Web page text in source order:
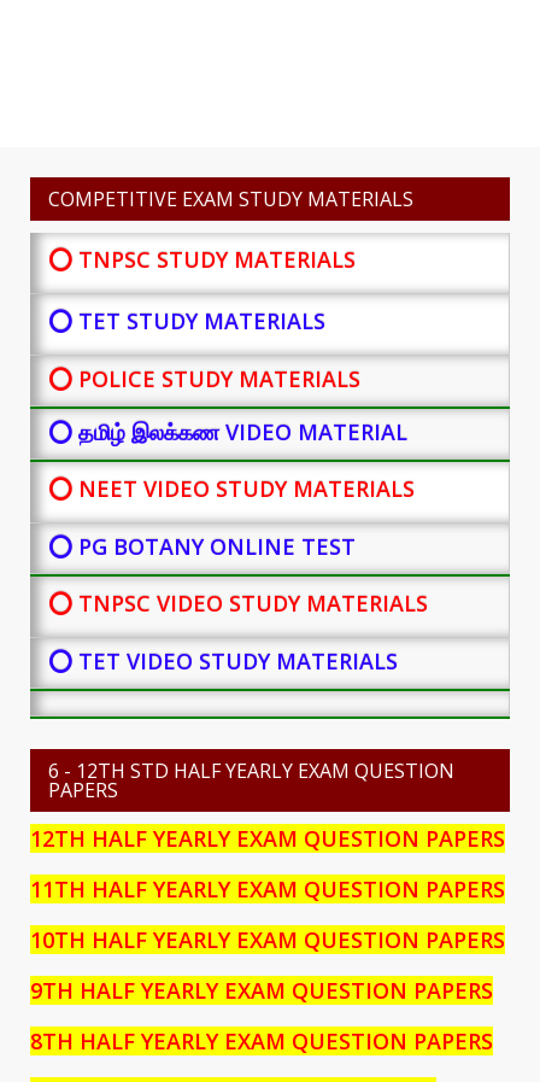
COMPETITIVE EXAM STUDY MATERIALS
⭕ TNPSC STUDY MATERIALS
⭕ TET STUDY MATERIALS
⭕ POLICE STUDY MATERIALS
⭕ தமிழ் இலக்கண VIDEO MATERIAL
⭕ NEET VIDEO STUDY MATERIALS
⭕ PG BOTANYONLINE TEST
⭕ TNPSC VIDEO STUDY MATERIALS
⭕ TET VIDEO STUDY MATERIALS
6 - 12TH STD HALF YEARLY EXAM QUESTION
PAPERS
12TH HALF YEARLY EXAM QUESTION PAPERS
11TH HALF YEARLY EXAM QUESTION PAPERS
10TH HALF YEARLY EXAM QUESTION PAPERS
9TH HALF YEARLY EXAM QUESTION PAPERS
8TH HALF YEARLY EXAM QUESTION PAPERS